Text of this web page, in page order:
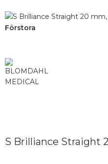
Förstora
S Brilliance Straight